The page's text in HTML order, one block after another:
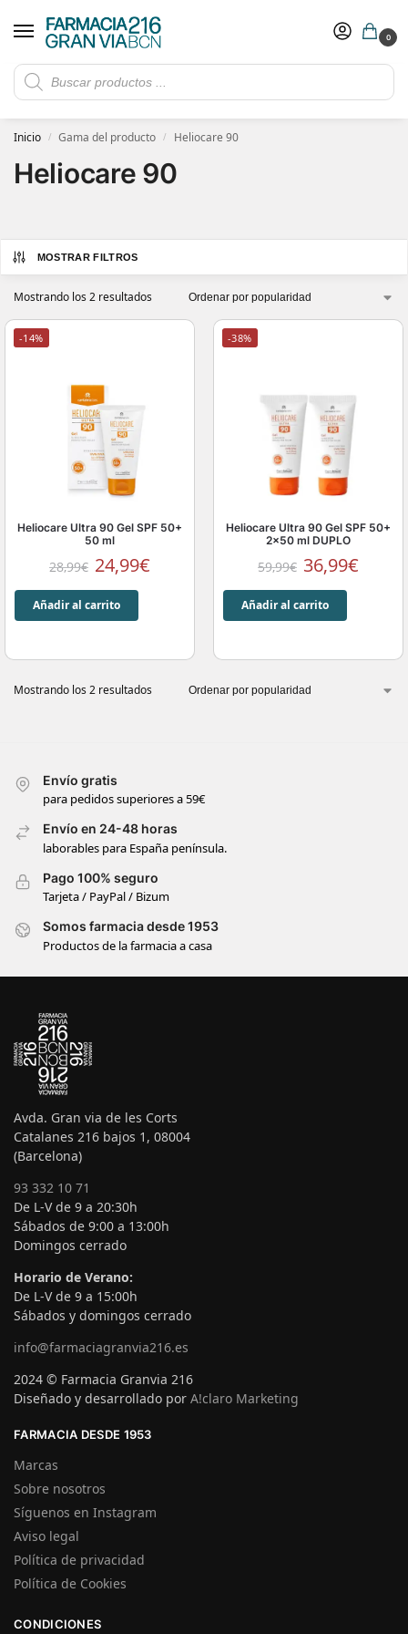
0
Rebajas de verano hasta -30%
​ 5€ de descuento con el cupón 5GRANVIA (compras superiores a 150€)
Inicio / Gama del producto / Heliocare 90
Heliocare 90
MOSTRAR FILTROS
Mostrando los 2 resultados
-14%
Heliocare Ultra 90 Gel SPF 50+
50 ml
28,99€ 24,99€
Añadir al carrito
-38%
Heliocare Ultra 90 Gel SPF 50+
2×50 ml DUPLO
59,99€ 36,99€
Añadir al carrito
Mostrando los 2 resultados
Envío gratis
para pedidos superiores a 59€
Envío en 24-48 horas
laborables para España península.
Pago 100% seguro
Tarjeta / PayPal / Bizum
Somos farmacia desde 1953
Productos de la farmacia a casa
Avda. Gran via de les Corts
Catalanes 216 bajos 1, 08004
(Barcelona)
93 332 10 71
De L-V de 9 a 20:30h
Sábados de 9:00 a 13:00h
Domingos cerrado
Horario de Verano:
De L-V de 9 a 15:00h
Sábados y domingos cerrado
info@farmaciagranvia216.es
2024 © Farmacia Granvia 216
Diseñado y desarrollado por A!claro Marketing
FARMACIA DESDE 1953
Marcas
Sobre nosotros
Síguenos en Instagram
Aviso legal
Política de privacidad
Política de Cookies
CONDICIONES